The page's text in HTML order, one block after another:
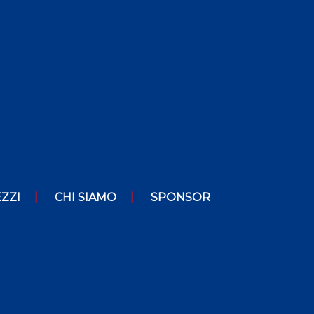
CHI SIAMO SPONSOR